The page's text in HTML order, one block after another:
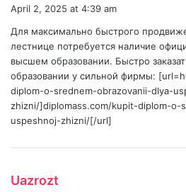
a
s
:
April 2, 2025 at 4:39 am
Для максимально быстрого
лестнице потребуется наличие
высшем образовании. Быстро
образовании у сильной фирмы:
diplom-o-srednem-obrazovanii-dlya-
zhizni/]diplomass.com/kupit-diplom-o-
uspeshnoj-zhizni/[/url]
Uazrozt